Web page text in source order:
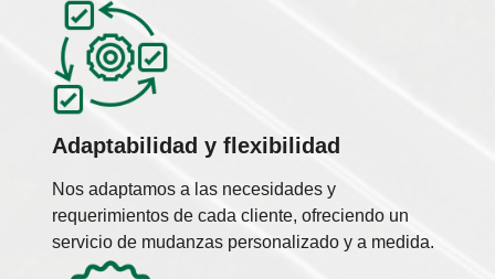
Adaptabilidad y flexibilidad
Nos adaptamos a las necesidades y
requerimientos de cada cliente, ofreciendo un
servicio de mudanzas personalizado y a medida.